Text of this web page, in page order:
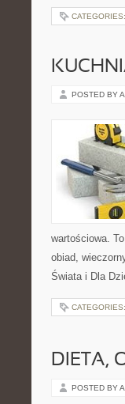
CATEGORIES:
POSTED BY
wartościowa.
obiad,
Świata i Dla
CATEGORIES:
DIETA,
POSTED BY